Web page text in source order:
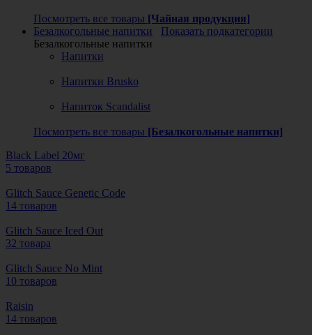
Посмотреть все товары [Чайная продукция]
Безалкогольные напитки
Показать подкатегории
Безалкогольные напитки
Напитки
Напитки Brusko
Напиток Scandalist
Посмотреть все товары [Безалкогольные напитки]
Black Label 20мг
5 товаров
Glitch Sauce Genetic Code
14 товаров
Glitch Sauce Iced Out
32 товара
Glitch Sauce No Mint
10 товаров
Raisin
14 товаров